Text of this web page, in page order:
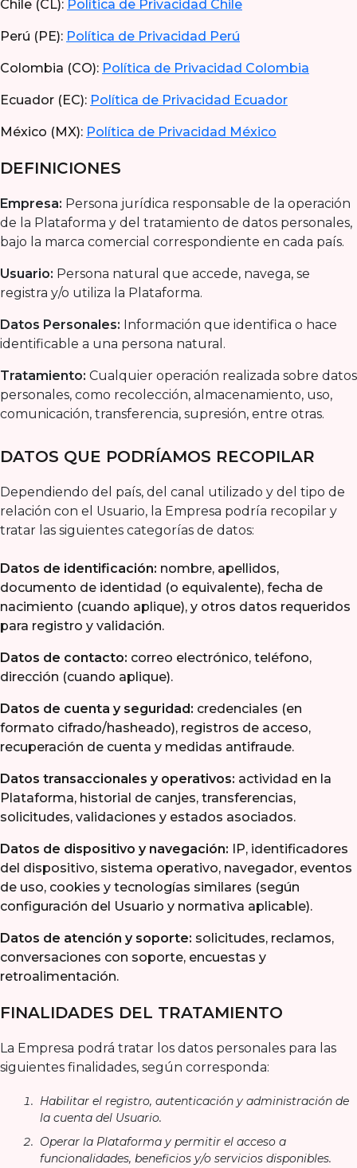
Chile (CL): Política de Privacidad Chile
Perú (PE): Política de Privacidad Perú
Colombia (CO): Política de Privacidad Colombia
Ecuador (EC): Política de Privacidad Ecuador
México (MX): Política de Privacidad México
DEFINICIONES
Empresa: Persona jurídica responsable de la operación
de la Plataforma y del tratamiento de datos personales,
bajo la marca comercial correspondiente en cada país.
Usuario: Persona natural que accede, navega, se
registra y/o utiliza la Plataforma.
Datos Personales: Información que identifica o hace
identificable a una persona natural.
Tratamiento: Cualquier operación realizada sobre datos
personales, como recolección, almacenamiento, uso,
comunicación, transferencia, supresión, entre otras.
DATOS QUE PODRÍAMOS RECOPILAR
Dependiendo del país, del canal utilizado y del tipo de
relación con el Usuario, la Empresa podría recopilar y
tratar las siguientes categorías de datos:
Datos de identificación: nombre, apellidos,
documento de identidad (o equivalente), fecha de
nacimiento (cuando aplique), y otros datos requeridos
para registro y validación.
Datos de contacto: correo electrónico, teléfono,
dirección (cuando aplique).
Datos de cuenta y seguridad: credenciales (en
formato cifrado/hasheado), registros de acceso,
recuperación de cuenta y medidas antifraude.
Datos transaccionales y operativos: actividad en la
Plataforma, historial de canjes, transferencias,
solicitudes, validaciones y estados asociados.
Datos de dispositivo y navegación: IP, identificadores
del dispositivo, sistema operativo, navegador, eventos
de uso, cookies y tecnologías similares (según
configuración del Usuario y normativa aplicable).
Datos de atención y soporte: solicitudes, reclamos,
conversaciones con soporte, encuestas y
retroalimentación.
FINALIDADES DEL TRATAMIENTO
La Empresa podrá tratar los datos personales para las
siguientes finalidades, según corresponda:
Habilitar el registro, autenticación y administración de
la cuenta del Usuario.
Operar la Plataforma y permitir el acceso a
funcionalidades, beneficios y/o servicios disponibles.